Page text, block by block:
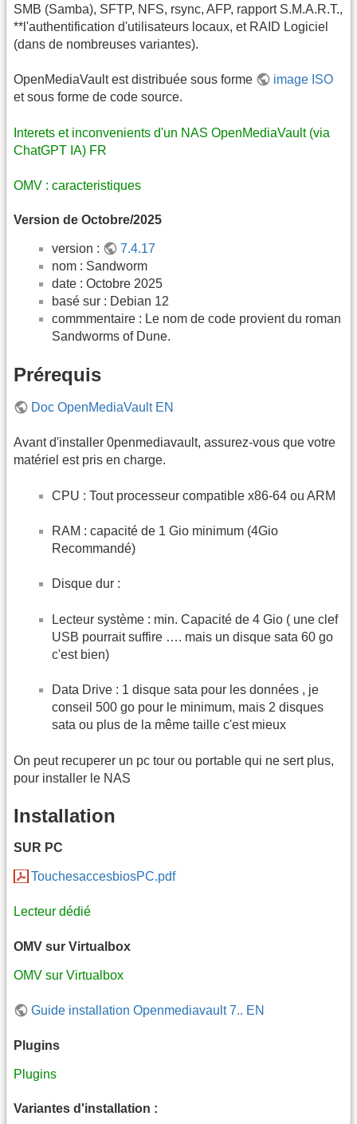
SMB (Samba), SFTP, NFS, rsync, AFP, rapport S.M.A.R.T.,
**l'authentification d'utilisateurs locaux, et RAID Logiciel
(dans de nombreuses variantes).
OpenMediaVault est distribuée sous forme
image ISO
et sous forme de code source.
Interets et inconvenients d'un NAS OpenMediaVault (via
ChatGPT IA) FR
OMV : caracteristiques
Version de Octobre/2025
version :
7.4.17
nom : Sandworm
date : Octobre 2025
basé sur : Debian 12
commmentaire : Le nom de code provient du roman
Sandworms of Dune.
Prérequis
Doc OpenMediaVault EN
Avant d'installer 0penmediavault, assurez-vous que votre
matériel est pris en charge.
CPU : Tout processeur compatible x86-64 ou ARM
RAM : capacité de 1 Gio minimum (4Gio
Recommandé)
Disque dur :
Lecteur système : min. Capacité de 4 Gio ( une clef
USB pourrait suffire …. mais un disque sata 60 go
c'est bien)
Data Drive : 1 disque sata pour les données , je
conseil 500 go pour le minimum, mais 2 disques
sata ou plus de la même taille c'est mieux
On peut recuperer un pc tour ou portable qui ne sert plus,
pour installer le NAS
Installation
SUR PC
TouchesaccesbiosPC.pdf
Lecteur dédié
OMV sur Virtualbox
OMV sur Virtualbox
Guide installation Openmediavault 7.. EN
Plugins
Plugins
Variantes d'installation :